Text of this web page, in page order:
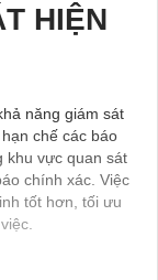
HIỆN
năng giám sát
chế các báo
khu vực quan sát
chính xác. Việc
tốt hơn, tối ưu